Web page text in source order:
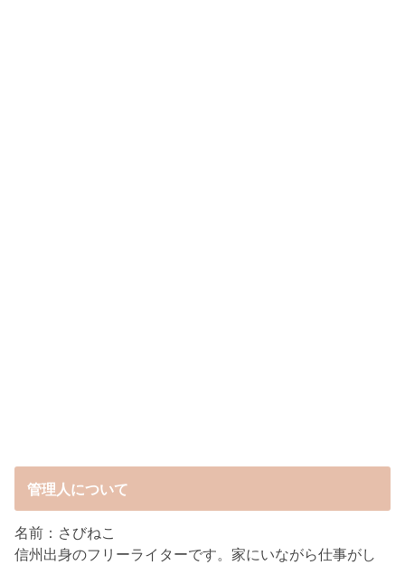
管理人について
名前：さびねこ
信州出身のフリーライターです。家にいながら仕事がし